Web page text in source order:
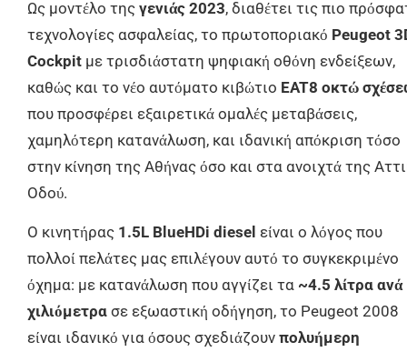
Ως μοντέλο της γενιάς 2023, διαθέτει τις πιο
τεχνολογίες ασφαλείας, το πρωτοποριακό Peugeot
Cockpit με τρισδιάστατη ψηφιακή οθόνη ενδείξεων,
καθώς και το νέο αυτόματο κιβώτιο EAT8 οκτώ
που προσφέρει εξαιρετικά ομαλές μεταβάσεις,
χαμηλότερη κατανάλωση, και ιδανική απόκριση τόσο
στην κίνηση της Αθήνας όσο και στα ανοιχτά της
Οδού.
Ο κινητήρας 1.5L BlueHDi diesel είναι ο λόγος που
πολλοί πελάτες μας επιλέγουν αυτό το συγκεκριμένο
όχημα: με κατανάλωση που αγγίζει τα ~4.5 λίτρα ανά
χιλιόμετρα σε εξωαστική οδήγηση, το Peugeot 2008
είναι ιδανικό για όσους σχεδιάζουν πολυήμερη